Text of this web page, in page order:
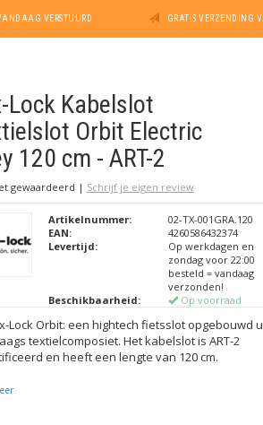
VERSTUURD GRATIS VERZENDING
Lock Kabelslot
Orbit Electric
120 cm - ART-2
gewaardeerd | Schrijf je eigen review
Artikelnummer:
02-TX-001GRA.120
EAN:
4260586432374
Levertijd:
Op werkdagen en
zondag voor 22:00
besteld = vandaag
verzonden!
Beschikbaarheid:
Op voorraad
Lock Orbit: een hightech fietsslot opgebouwd
textielcomposiet. Het kabelslot is ART-2
en heeft een lengte van 120 cm.